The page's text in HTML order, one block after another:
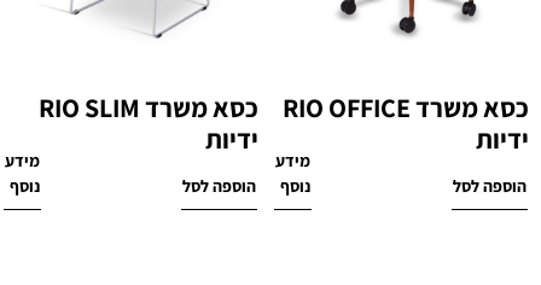
כסא משרד RIO OFFICE
ידיות
₪1,980
הוספה לסל
מידע
נוסף
כסא משרד RIO SLIM
ידיות
₪1,430
הוספה לסל
מידע
נוסף